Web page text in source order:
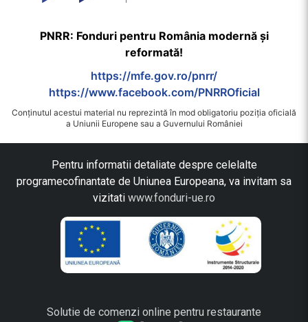
PNRR: Fonduri pentru România modernă și
reformată!
https://mfe.gov.ro/pnrr/
https://www.facebook.com/PNRROficial
Conținutul acestui material nu reprezintă în mod obligatoriu poziția oficială
a Uniunii Europene sau a Guvernului României
Pentru informatii detaliate despre celelalte
programecofinantate de Uniunea Europeana, va invitam sa
vizitati www.fonduri-ue.ro
Solutie de comenzi online pentru restaurante